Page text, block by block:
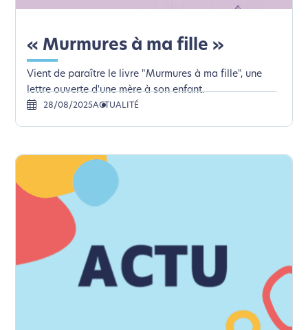
« Murmures à ma fille »
Vient de paraître le livre "Murmures à ma fille", une
lettre ouverte d'une mère à son enfant.
28/08/2025ACTUALITÉ